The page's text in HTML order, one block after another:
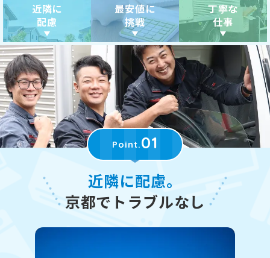
近隣に
配慮
最安値に
挑戦
丁寧な
仕事
Point.01
近隣に配慮。
京都でトラブルなし